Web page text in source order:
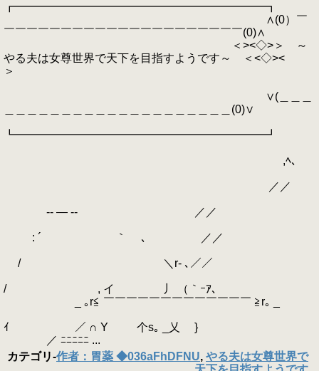
┏━━━━━━━━━━━━━━━━━━━━━━┓
∧(0）￣
￣￣￣￣￣￣￣￣￣￣￣￣￣￣￣￣￣￣￣￣￣(0)∧
＜><◇>＞ ～
やる夫は女尊世界で天下を目指すようです～ ＜<◇><
＞
∨(＿＿＿
＿＿＿＿＿＿＿＿＿＿＿＿＿＿＿＿＿＿＿＿(0)∨
┗━━━━━━━━━━━━━━━━━━━━━━┛
,ﾍ、
／／
-‐ ― ‐- ／／
: ´ ｀ ､ ／／
/ ＼r‐ ､／／
/ , イ 丿 （｀ｰｱ､
_ ｡r≦ ￣￣￣￣￣￣￣￣￣￣￣￣￣ ≧r｡ _
ｲ ／ ∩ Y 个s｡ _乂 }
／ ﾆﾆﾆﾆﾆ ...
カテゴリ-作者：胃薬 ◆036aFhDFNU, やる夫は女尊世界で